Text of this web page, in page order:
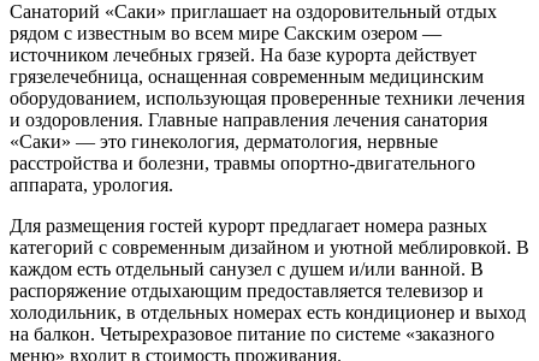
Санаторий «Саки» приглашает на оздоровительный отдых
рядом с известным во всем мире Сакским озером —
источником лечебных грязей. На базе курорта действует
грязелечебница, оснащенная современным медицинским
оборудованием, использующая проверенные техники лечения
и оздоровления. Главные направления лечения санатория
«Саки» — это гинекология, дерматология, нервные
расстройства и болезни, травмы опортно-двигательного
аппарата, урология.
Для размещения гостей курорт предлагает номера разных
категорий с современным дизайном и уютной меблировкой. В
каждом есть отдельный санузел с душем и/или ванной. В
распоряжение отдыхающим предоставляется телевизор и
холодильник, в отдельных номерах есть кондиционер и выход
на балкон. Четырехразовое питание по системе «заказного
меню» входит в стоимость проживания.